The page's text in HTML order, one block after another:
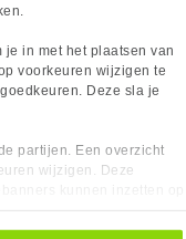
je in met het plaatsen van
voorkeuren wijzigen te
Deze sla je
partijen. Een overzicht
wijzigen. Deze
altijd intrekken, dit doe je